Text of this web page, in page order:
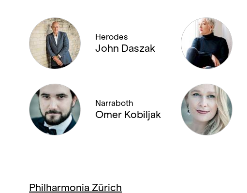
Herodes
John Daszak
Narraboth
Omer Kobiljak
Philharmonia Zürich